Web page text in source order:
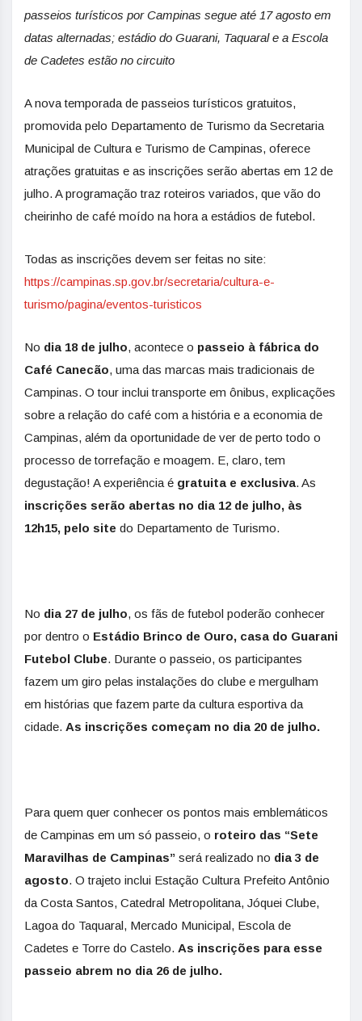
passeios turísticos por Campinas segue até 17 agosto em
datas alternadas; estádio do Guarani, Taquaral e a Escola
de Cadetes estão no circuito
A nova temporada de passeios turísticos gratuitos,
promovida pelo Departamento de Turismo da Secretaria
Municipal de Cultura e Turismo de Campinas, oferece
atrações gratuitas e as inscrições serão abertas em 12 de
julho. A programação traz roteiros variados, que vão do
cheirinho de café moído na hora a estádios de futebol.
Todas as inscrições devem ser feitas no site:
https://campinas.sp.gov.br/secretaria/cultura-e-
turismo/pagina/eventos-turisticos
No dia 18 de julho, acontece o passeio à fábrica do
Café Canecão, uma das marcas mais tradicionais de
Campinas. O tour inclui transporte em ônibus, explicações
sobre a relação do café com a história e a economia de
Campinas, além da oportunidade de ver de perto todo o
processo de torrefação e moagem. E, claro, tem
degustação! A experiência é gratuita e exclusiva. As
inscrições serão abertas no dia 12 de julho, às
12h15, pelo site do Departamento de Turismo.
No dia 27 de julho, os fãs de futebol poderão conhecer
por dentro o Estádio Brinco de Ouro, casa do Guarani
Futebol Clube. Durante o passeio, os participantes
fazem um giro pelas instalações do clube e mergulham
em histórias que fazem parte da cultura esportiva da
cidade. As inscrições começam no dia 20 de julho.
Para quem quer conhecer os pontos mais emblemáticos
de Campinas em um só passeio, o roteiro das “Sete
Maravilhas de Campinas” será realizado no dia 3 de
agosto. O trajeto inclui Estação Cultura Prefeito Antônio
da Costa Santos, Catedral Metropolitana, Jóquei Clube,
Lagoa do Taquaral, Mercado Municipal, Escola de
Cadetes e Torre do Castelo. As inscrições para esse
passeio abrem no dia 26 de julho.